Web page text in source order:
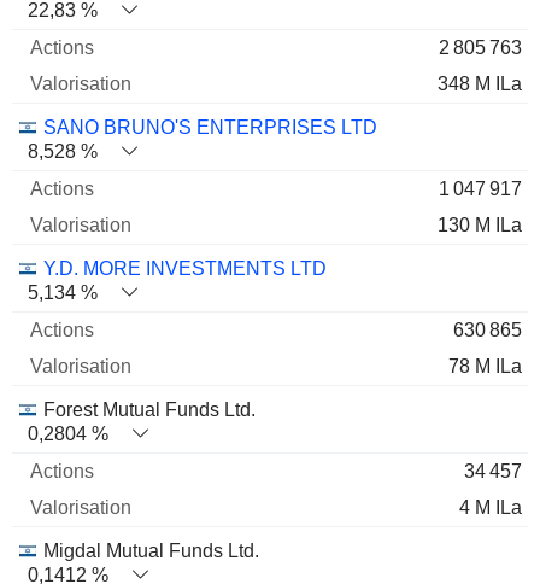
22,83 %
2 805 763
348 M ILa
SANO BRUNO'S ENTERPRISES LTD
8,528 %
1 047 917
130 M ILa
Y.D. MORE INVESTMENTS LTD
5,134 %
630 865
78 M ILa
Forest Mutual Funds Ltd.
0,2804 %
34 457
4 M ILa
Migdal Mutual Funds Ltd.
0,1412 %